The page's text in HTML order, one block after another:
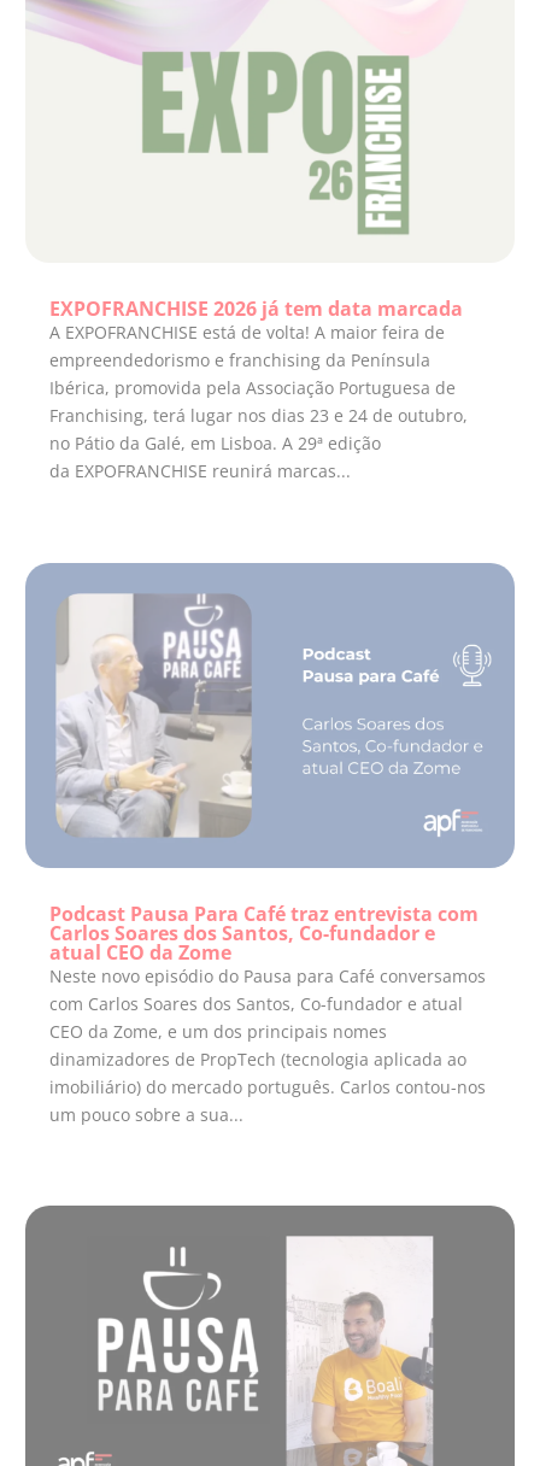
EXPOFRANCHISE 2026 já tem data marcada
A EXPOFRANCHISE está de volta! A maior feira de
empreendedorismo e franchising da Península
Ibérica, promovida pela Associação Portuguesa de
Franchising, terá lugar nos dias 23 e 24 de outubro,
no Pátio da Galé, em Lisboa. A 29ª edição
da EXPOFRANCHISE reunirá marcas...
Podcast Pausa Para Café traz entrevista com
Carlos Soares dos Santos, Co-fundador e
atual CEO da Zome
Neste novo episódio do Pausa para Café conversamos
com Carlos Soares dos Santos, Co-fundador e atual
CEO da Zome, e um dos principais nomes
dinamizadores de PropTech (tecnologia aplicada ao
imobiliário) do mercado português. Carlos contou-nos
um pouco sobre a sua...